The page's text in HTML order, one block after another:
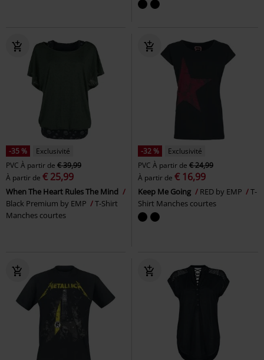
-35 %
Exclusivité
PVC À partir de € 39,99
À partir de € 25,99
When The Heart Rules The Mind
Black Premium by EMP
T-Shirt
Manches courtes
-32 %
Exclusivité
PVC À partir de € 24,99
À partir de € 16,99
Keep Me Going RED by EMP
T-
Shirt Manches courtes